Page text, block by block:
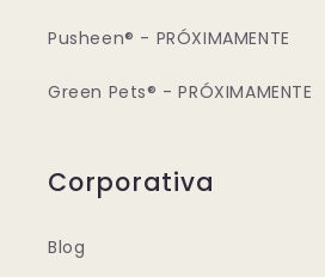
Pusheen® - PRÓXIMAMENTE
Green Pets® - PRÓXIMAMENTE
Corporativa
Blog